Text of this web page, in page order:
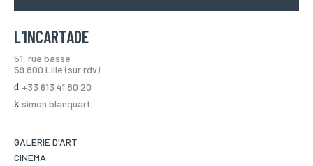
L'INCARTADE
51, rue basse
59 800 Lille (sur rdv)
+33 613 41 80 20
simon.blanquart
GALERIE D'ART
CINÉMA